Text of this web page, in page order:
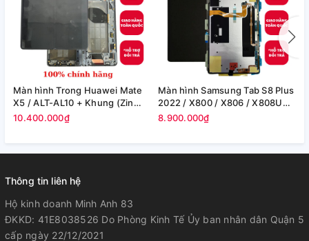
Màn hình Trong Huawei Mate
X5 / ALT-AL10 + Khung (Zin
Máy)
10.400.000₫
Màn hình Samsung Tab S8 Plus
2022 / X800 / X806 / X808U
(12.4in) -(Zin)
8.900.000₫
Thông tin liên hệ
Hộ kinh doanh Minh Anh 83
ĐKKD: 41E8038526 Do Phòng Kinh Tế Ủy ban nhân dân Quận 5
cấp ngày 22/12/2021